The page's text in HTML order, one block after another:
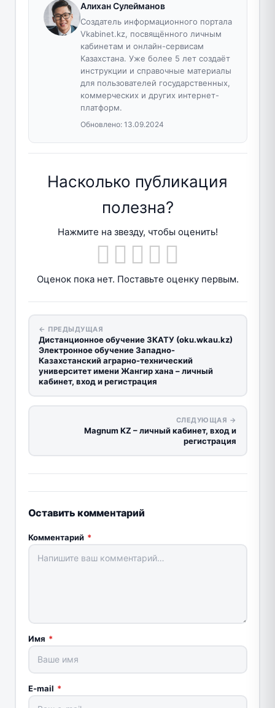
Алихан Сулейманов
Создатель информационного портала
Vkabinet.kz, посвящённого личным
кабинетам и онлайн-сервисам
Казахстана. Уже более 5 лет создаёт
инструкции и справочные материалы
для пользователей государственных,
коммерческих и других интернет-
платформ.
Обновлено: 13.09.2024
Насколько публикация
полезна?
Нажмите на звезду, чтобы оценить!
Оценок пока нет. Поставьте оценку первым.
← ПРЕДЫДУЩАЯ
Дистанционное обучение ЗКАТУ (oku.wkau.kz)
Электронное обучение Западно-
Казахстанский аграрно-технический
университет имени Жангир хана – личный
кабинет, вход и регистрация
СЛЕДУЮЩАЯ →
Magnum KZ – личный кабинет, вход и
регистрация
Оставить комментарий
Комментарий *
Имя *
E-mail *